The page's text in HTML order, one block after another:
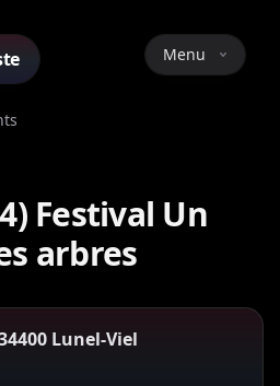
Menu
Festival Un
arbres
Lunel-Viel